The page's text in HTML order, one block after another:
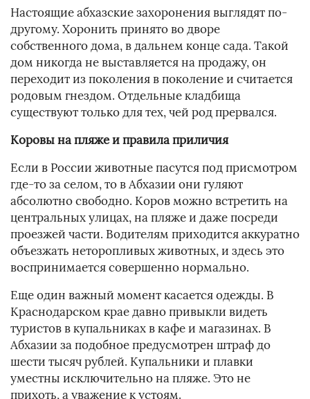
Настоящие абхазские захоронения выглядят по-
другому. Хоронить принято во дворе
собственного дома, в дальнем конце сада. Такой
дом никогда не выставляется на продажу, он
переходит из поколения в поколение и считается
родовым гнездом. Отдельные кладбища
существуют только для тех, чей род прервался.
Коровы на пляже и правила приличия
Если в России животные пасутся под присмотром
где-то за селом, то в Абхазии они гуляют
абсолютно свободно. Коров можно встретить на
центральных улицах, на пляже и даже посреди
проезжей части. Водителям приходится аккуратно
объезжать неторопливых животных, и здесь это
воспринимается совершенно нормально.
Еще один важный момент касается одежды. В
Краснодарском крае давно привыкли видеть
туристов в купальниках в кафе и магазинах. В
Абхазии за подобное предусмотрен штраф до
шести тысяч рублей. Купальники и плавки
уместны исключительно на пляже. Это не
прихоть, а уважение к устоям.